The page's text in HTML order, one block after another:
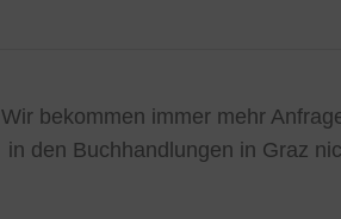
Wir bekommen immer mehr
in den Buchhandlungen in Graz